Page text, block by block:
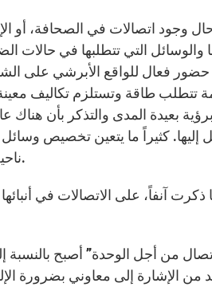
وجود اتصالات في الصحافة، أو
والوسائل التي تتطلبها في حالات
فعال للواقع الأبرشي على
تتطلب طاقة وتستلزم تكاليف
برؤية بعيدة المدى والتذكر بأن هناك
إليها. كثيراً ما يتعين تخصيص
ناحية تأمين الأدوات المادية بل أكثر من ذلك من ناحية إعداد أشخاص مؤهلين وأكفاء.
ذكرت آنفاً، على الاتصالات في
من أجل الوحدة” أصبح
من الإشارة إلى معاوني بضرورة